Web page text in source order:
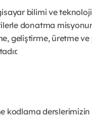
bilimi ve
donatma
geliştirme, üretme
kodlama